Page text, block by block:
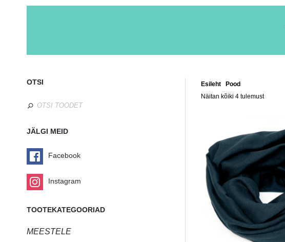
Esileht /Pood
Näitan kõiki 4 tulemust
OTSI
JÄLGI MEID
Facebook
Instagram
TOOTEKATEGOORIAD
MEESTELE